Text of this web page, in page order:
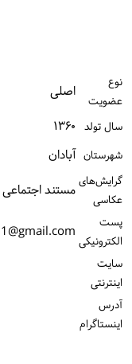
نوع
عضویت
اصلی
سال تولد ۱۳۶۰
شهرستان آبادان
گرایش‌های
عکاسی
مستند اجتماعی
پست
الكترونیكی
سایت
اینترنتی
آدرس
اینستاگرام